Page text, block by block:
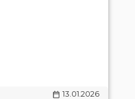
13.01.2026